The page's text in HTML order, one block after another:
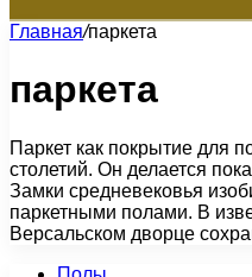
Главная/паркета
паркета
Паркет как покрытие для
столетий. Он делается
Замки средневековья
паркетными полами. В
Версальском дворце